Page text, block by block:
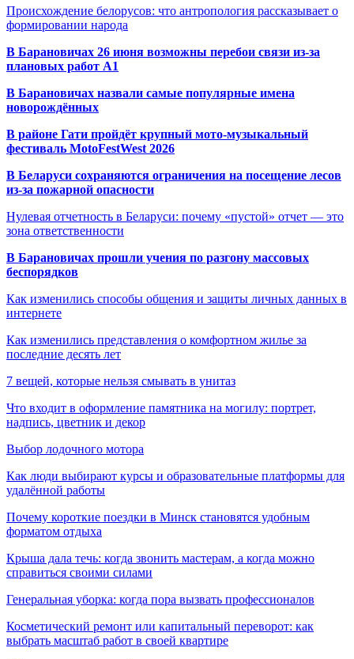
Происхождение белорусов: что антропология рассказывает о
формировании народа
В Барановичах 26 июня возможны перебои связи из-за
плановых работ A1
В Барановичах назвали самые популярные имена
новорождённых
В районе Гати пройдёт крупный мото-музыкальный
фестиваль MotoFestWest 2026
В Беларуси сохраняются ограничения на посещение лесов
из-за пожарной опасности
Нулевая отчетность в Беларуси: почему «пустой» отчет — это
зона ответственности
В Барановичах прошли учения по разгону массовых
беспорядков
Как изменились способы общения и защиты личных данных в
интернете
Как изменились представления о комфортном жилье за
последние десять лет
7 вещей, которые нельзя смывать в унитаз
Что входит в оформление памятника на могилу: портрет,
надпись, цветник и декор
Выбор лодочного мотора
Как люди выбирают курсы и образовательные платформы для
удалённой работы
Почему короткие поездки в Минск становятся удобным
форматом отдыха
Крыша дала течь: когда звонить мастерам, а когда можно
справиться своими силами
Генеральная уборка: когда пора вызвать профессионалов
Косметический ремонт или капитальный переворот: как
выбрать масштаб работ в своей квартире